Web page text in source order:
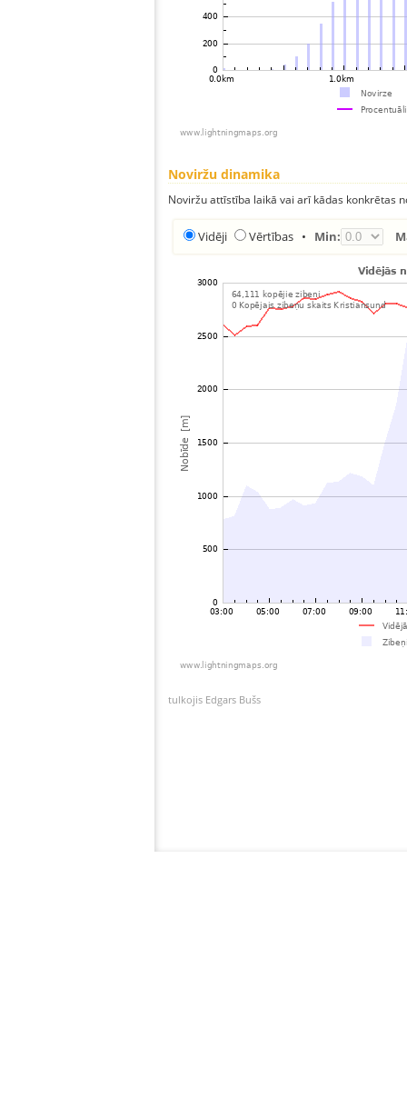
Noviržu dinamika
Noviržu attīstība laikā vai arī kādas konkrētas
Vidēji Vērtības • Min:
tulkojis Edgars Bušs